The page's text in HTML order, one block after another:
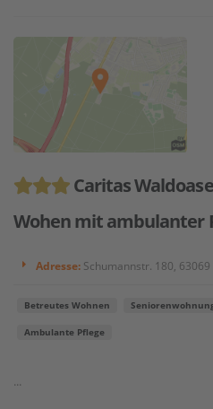
Caritas
Wohen mit ambulanter
Adresse: Schumannstr. 180,
Betreutes Wohnen
Ambulante Pflege
...